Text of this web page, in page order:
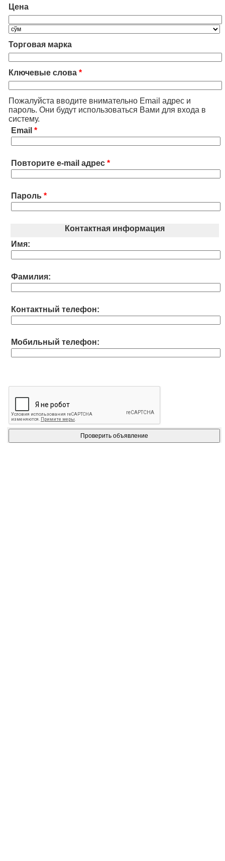
Цена
Торговая марка
Ключевые слова *
Пожалуйста вводите внимательно Email адрес и
пароль. Они будут использоваться Вами для входа в
систему.
Email *
Повторите e-mail адрес *
Пароль *
Контактная информация
Имя:
Фамилия:
Контактный телефон:
Мобильный телефон: